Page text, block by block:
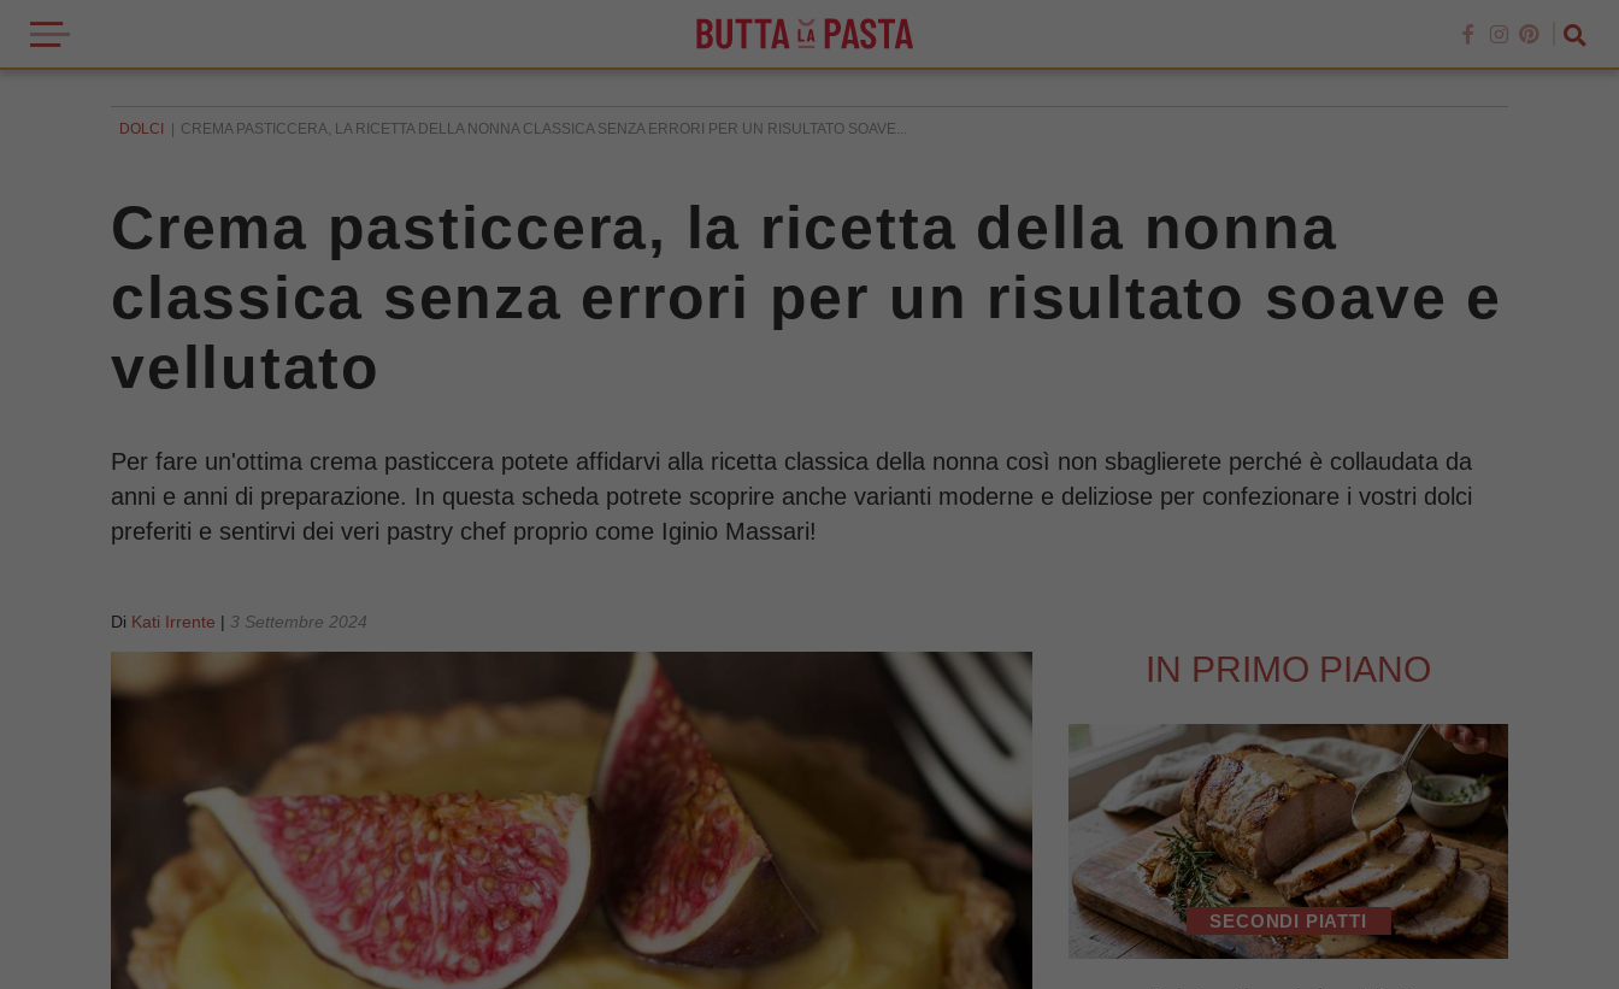
DOLCI CREMA PASTICCERA, LA RICETTA DELLA NONNA CLASSICA SENZA ERRORI PER UN RISULTATO SOAVE...
Crema pasticcera, la ricetta della nonna
classica senza errori per un risultato soave e
vellutato
Per fare un'ottima crema pasticcera potete affidarvi alla ricetta classica della nonna così non sbaglierete perché è collaudata da
anni e anni di preparazione. In questa scheda potrete scoprire anche varianti moderne e deliziose per confezionare i vostri dolci
preferiti e sentirvi dei veri pastry chef proprio come Iginio Massari!
Di Kati Irrente | 3 Settembre 2024
IN PRIMO PIANO
SECONDI PIATTI